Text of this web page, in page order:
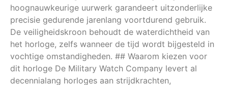
hoognauwkeurige uurwerk garandeert uitzonderlijke
precisie gedurende jarenlang voortdurend gebruik.
De veiligheidskroon behoudt de waterdichtheid van
het horloge, zelfs wanneer de tijd wordt bijgesteld in
vochtige omstandigheden. ## Waarom kiezen voor
dit horloge De Military Watch Company levert al
decennialang horloges aan strijdkrachten,